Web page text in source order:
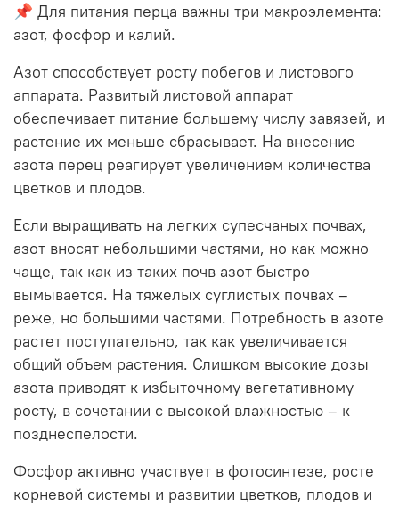
📌 Для питания перца важны три макроэлемента:
азот, фосфор и калий.
Азот способствует росту побегов и листового
аппарата. Развитый листовой аппарат
обеспечивает питание большему числу завязей, и
растение их меньше сбрасывает. На внесение
азота перец реагирует увеличением количества
цветков и плодов.
Если выращивать на легких супесчаных почвах,
азот вносят небольшими частями, но как можно
чаще, так как из таких почв азот быстро
вымывается. На тяжелых суглистых почвах –
реже, но большими частями. Потребность в азоте
растет поступательно, так как увеличивается
общий объем растения. Слишком высокие дозы
азота приводят к избыточному вегетативному
росту, в сочетании с высокой влажностью – к
позднеспелости.
Фосфор активно участвует в фотосинтезе, росте
корневой системы и развитии цветков, плодов и